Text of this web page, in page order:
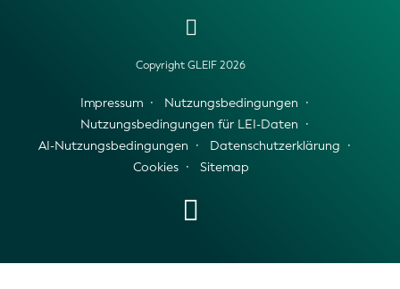
Copyright GLEIF 2026
Impressum
Nutzungsbedingungen
Nutzungsbedingungen für LEI-Daten
AI-Nutzungsbedingungen
Datenschutzerklärung
Cookies
Sitemap